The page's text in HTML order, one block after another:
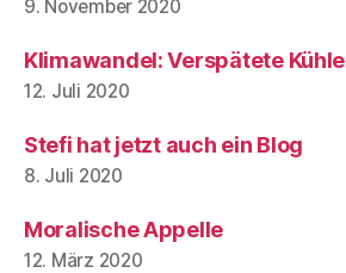
9. November 2020
Klimawandel: Verspätete Kühle
12. Juli 2020
Stefi hat jetzt auch ein Blog
8. Juli 2020
Moralische Appelle
12. März 2020